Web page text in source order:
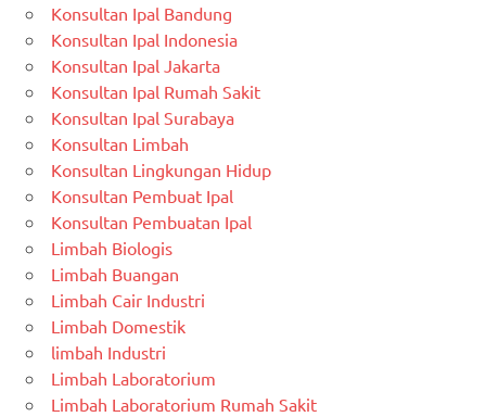
Konsultan Ipal Bandung
Konsultan Ipal Indonesia
Konsultan Ipal Jakarta
Konsultan Ipal Rumah Sakit
Konsultan Ipal Surabaya
Konsultan Limbah
Konsultan Lingkungan Hidup
Konsultan Pembuat Ipal
Konsultan Pembuatan Ipal
Limbah Biologis
Limbah Buangan
Limbah Cair Industri
Limbah Domestik
limbah Industri
Limbah Laboratorium
Limbah Laboratorium Rumah Sakit